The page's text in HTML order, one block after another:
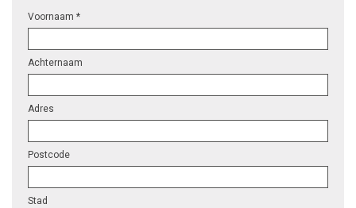
Voornaam *
Achternaam
Adres
Postcode
Stad